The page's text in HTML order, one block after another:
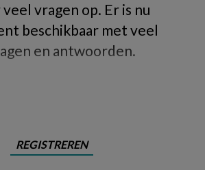
vragen op. Er is nu
beschikbaar met veel
en antwoorden.
REGISTREREN